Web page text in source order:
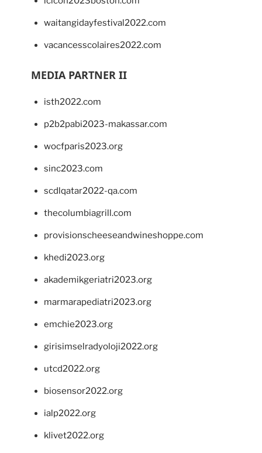
waitangidayfestival2022.com
vacancesscolaires2022.com
MEDIA PARTNER II
isth2022.com
p2b2pabi2023-makassar.com
wocfparis2023.org
sinc2023.com
scdlqatar2022-qa.com
thecolumbiagrill.com
provisionscheeseandwineshoppe.com
khedi2023.org
akademikgeriatri2023.org
marmarapediatri2023.org
emchie2023.org
girisimselradyoloji2022.org
utcd2022.org
biosensor2022.org
ialp2022.org
klivet2022.org